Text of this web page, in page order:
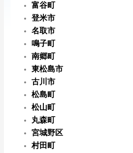
富谷町
登米市
名取市
鳴子町
南郷町
東松島市
古川市
松島町
松山町
丸森町
宮城野区
村田町